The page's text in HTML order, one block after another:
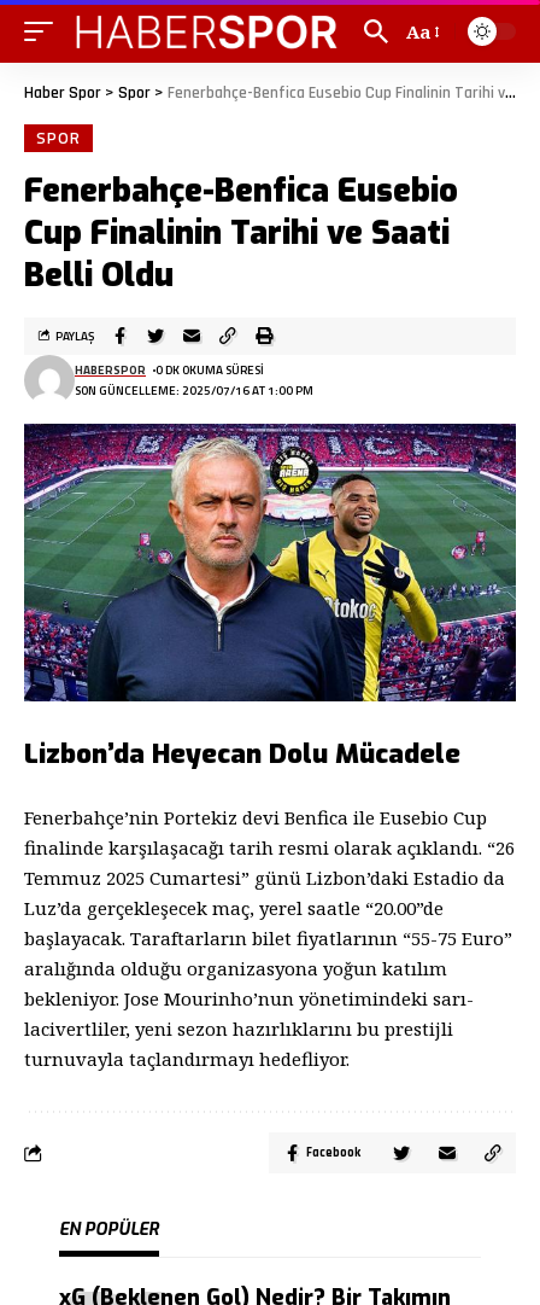
Aa
Haber Spor > Spor > Fenerbahçe-Benfica Eusebio Cup Finalinin Tarihi ve Saati Belli Oldu
SPOR
Fenerbahçe-Benfica Eusebio
Cup Finalinin Tarihi ve Saati
Belli Oldu
SON GÜNCELLEME: 2025/07/16 AT 1:00 PM
HABERSPOR 0 DK OKUMA SÜRESI
PAYLAŞ
Lizbon’da Heyecan Dolu Mücadele
Fenerbahçe’nin Portekiz devi Benfica ile Eusebio Cup
finalinde karşılaşacağı tarih resmi olarak açıklandı. “26
Temmuz 2025 Cumartesi” günü Lizbon’daki Estadio da
Luz’da gerçekleşecek maç, yerel saatle “20.00”de
başlayacak. Taraftarların bilet fiyatlarının “55-75 Euro”
aralığında olduğu organizasyona yoğun katılım
bekleniyor. Jose Mourinho’nun yönetimindeki sarı-
lacivertliler, yeni sezon hazırlıklarını bu prestijli
turnuvayla taçlandırmayı hedefliyor.
Facebook
EN POPÜLER
xG (Beklenen Gol) Nedir? Bir Takımın